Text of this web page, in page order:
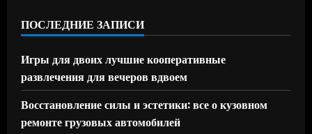
ПОСЛЕДНИЕ ЗАПИСИ
Игры для двоих лучшие кооперативные
развлечения для вечеров вдвоем
Восстановление силы и эстетики: все о кузовном
ремонте грузовых автомобилей